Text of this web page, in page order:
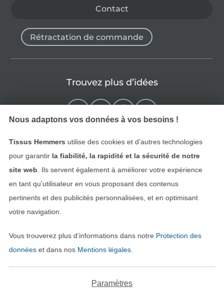
Contact
Rétractation de commande
Trouvez plus d’idées
Deutsch
Nous adaptons vos données à vos besoins !
Tissus Hemmers utilise des cookies et d’autres technologies
pour garantir la fiabilité, la rapidité et la sécurité de notre
site web . Ils servent également à améliorer votre expérience
en tant qu’utilisateur en vous proposant des contenus
pertinents et des publicités personnalisées, et en optimisant
votre navigation.
Vous trouverez plus d’informations dans notre Protection des
donnéeset dans nos Mentions légales.
Paramètres